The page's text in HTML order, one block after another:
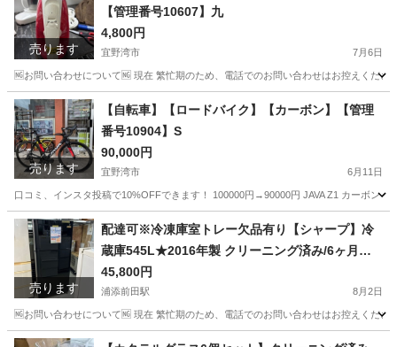
売ります
【管理番号10607】九
4,800円
宜野湾市 7月6日
🆖お問い合わせについて🆖 現在 繁忙期のため、電話でのお問い合わせはお控えくだ
沖縄 宜野湾市 生活家電
売ります
【自転車】【ロードバイク】【カーボン】【管理
番号10904】S
90,000円
宜野湾市 6月11日
口コミ、インスタ投稿で10%OFFできます！ 100000円→90000円 JAVA Z1 カーボン
沖縄 宜野湾市 ロードバイク 商品
売ります
配達可※冷凍庫室トレー欠品有り【シャープ】冷
蔵庫545L★2016年製 クリーニング済み/6ヶ月保
証付き【管理番号10208】横
45,800円
浦添前田駅 8月2日
🆖お問い合わせについて🆖 現在 繁忙期のため、電話でのお問い合わせはお控えくだ
沖縄 浦添市 浦添前田駅 キッチン家電 シャープ